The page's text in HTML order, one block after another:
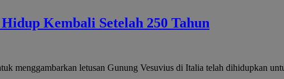
Kembali Setelah 250 Tahun
menggambarkan letusan Gunung Vesuvius di Italia telah dihidupkan